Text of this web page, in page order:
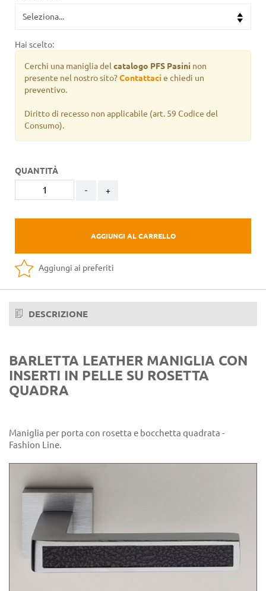
Hai scelto:
Cerchi una maniglia del catalogo PFS Pasini non
presente nel nostro sito?Contattacie chiedi un
preventivo.
Diritto di recesso non applicabile (art. 59 Codice del
Consumo).
QUANTITÀ
- +
AGGIUNGI AL CARRELLO
Aggiungi ai preferiti
DESCRIZIONE
BARLETTA LEATHER MANIGLIA CON
INSERTI IN PELLE SU ROSETTA
QUADRA
Maniglia per porta con rosetta e bocchetta quadrata -
Fashion Line.